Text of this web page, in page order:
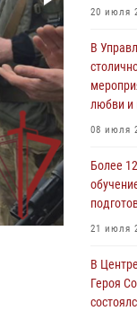
05
Кубка
05
работы
04
(видео)
04
20 июля
В
любви и
08 июля
Более
21 июля
В
Героя